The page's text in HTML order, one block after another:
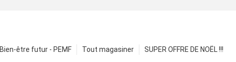
SUPER OFFRE DE NOËL !!!
Tout magasiner
Bien-être futur - PEMF